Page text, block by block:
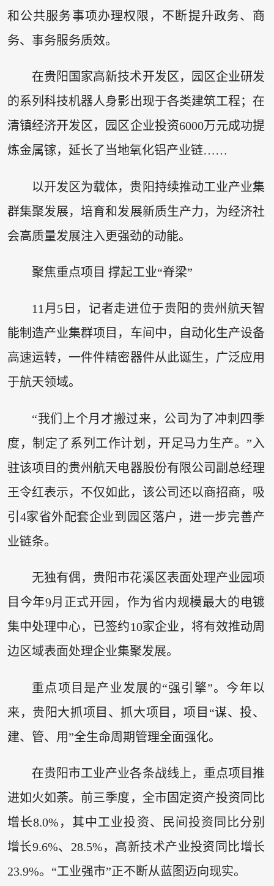
和公共服务事项办理权限，不断提升政务、商
务、事务服务质效。
在贵阳国家高新技术开发区，园区企业研发
的系列科技机器人身影出现于各类建筑工程；在
清镇经济开发区，园区企业投资6000万元成功提
炼金属镓，延长了当地氧化铝产业链……
以开发区为载体，贵阳持续推动工业产业集
群集聚发展，培育和发展新质生产力，为经济社
会高质量发展注入更强劲的动能。
聚焦重点项目 撑起工业“脊梁”
11月5日，记者走进位于贵阳的贵州航天智
能制造产业集群项目，车间中，自动化生产设备
高速运转，一件件精密器件从此诞生，广泛应用
于航天领域。
“我们上个月才搬过来，公司为了冲刺四季
度，制定了系列工作计划，开足马力生产。”入
驻该项目的贵州航天电器股份有限公司副总经理
王令红表示，不仅如此，该公司还以商招商，吸
引4家省外配套企业到园区落户，进一步完善产
业链条。
无独有偶，贵阳市花溪区表面处理产业园项
目今年9月正式开园，作为省内规模最大的电镀
集中处理中心，已签约10家企业，将有效推动周
边区域表面处理企业集聚发展。
重点项目是产业发展的“强引擎”。今年以
来，贵阳大抓项目、抓大项目，项目“谋、投、
建、管、用”全生命周期管理全面强化。
在贵阳市工业产业各条战线上，重点项目推
进如火如荼。前三季度，全市固定资产投资同比
增长8.0%，其中工业投资、民间投资同比分别
增长9.6%、28.5%，高新技术产业投资同比增长
23.9%。“工业强市”正不断从蓝图迈向现实。